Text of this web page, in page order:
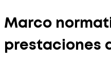
Marco
prestaciones